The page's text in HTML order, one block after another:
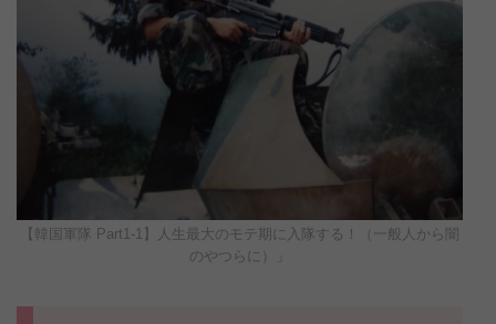
【韓国軍隊 Part1-1】人生最大のモテ期に入隊する！（一般人から闇
のやつらに）」